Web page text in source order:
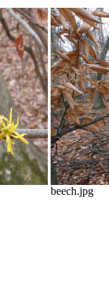
beech.jpg